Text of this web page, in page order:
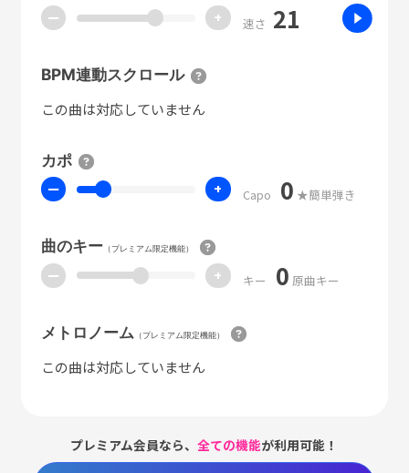
ー + 速さ 21
BPM連動スクロール
この曲は対応していません
カポ
ー + Capo 0 ★簡単弾き
曲のキー（プレミアム限定機能）
ー + キー 0 原曲キー
メトロノーム （プレミアム限定機能）
この曲は対応していません
プレミアム会員なら、全ての機能が利用可能！